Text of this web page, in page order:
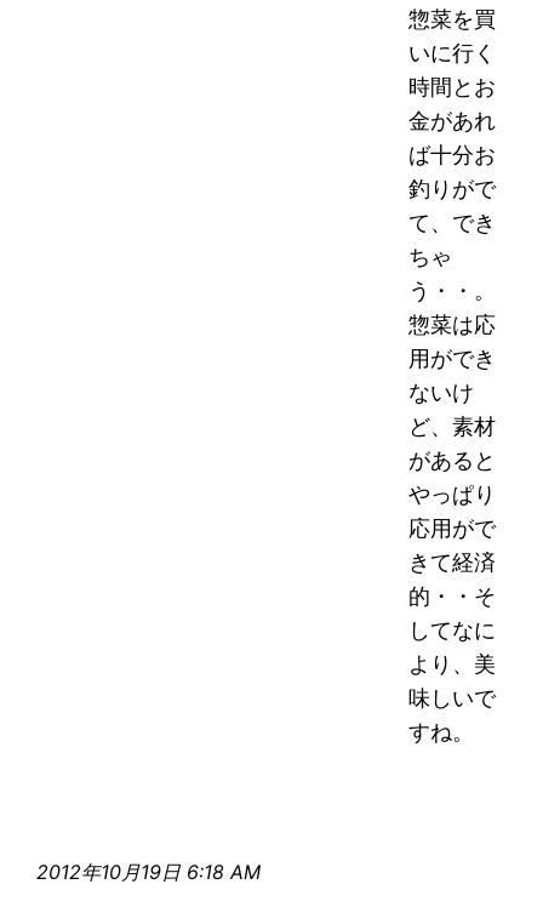
惣菜を買
いに行く
時間とお
金があれ
ば十分お
釣りがで
て、でき
ちゃ
う・・。
惣菜は応
用ができ
ないけ
ど、素材
があると
やっぱり
応用がで
きて経済
的・・そ
してなに
より、美
味しいで
すね。
2012年10月19日 6:18 AM